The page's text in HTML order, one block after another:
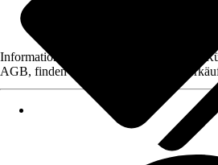
Informationen des Verkäufers, wie z. B.
AGB, finden Sie bei Klick auf den